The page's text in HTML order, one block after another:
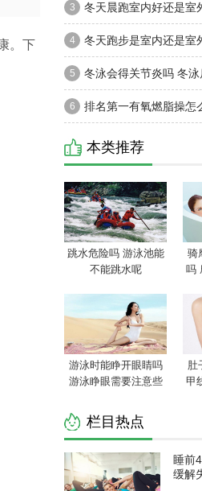
。下
3 冬天晨跑室内好还是室
佳时间是什么时候
4 冬天跑步是室内还是室
步穿什么衣服
5 冬泳会得关节炎吗 冬
澡
6 排名第一有氧燃脂操怎
瘦身方式和技巧
本类推荐
跳水危险吗 游泳池能
不能跳水呢
骑
吗
游泳时能睁开眼睛吗
游泳睁眼需要注意些
肚
甲
栏目热点
睡前
缓解